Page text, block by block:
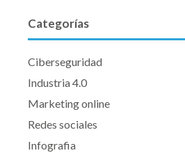
Categorías
Ciberseguridad
Industria 4.0
Marketing online
Redes sociales
Infografia